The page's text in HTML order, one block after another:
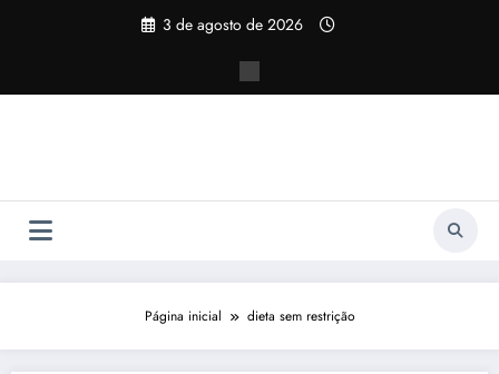
3 de agosto de 2026
Página inicial dieta sem restrição